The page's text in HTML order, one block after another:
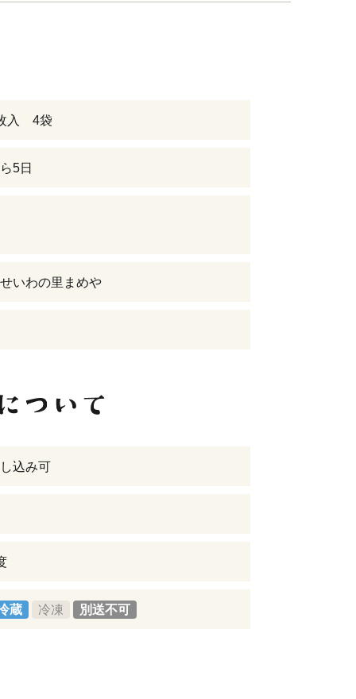
入 4袋
5日
いわの里まめや
込み可
蔵 冷凍 別送不可